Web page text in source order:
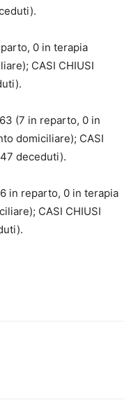
0 in terapia
CASI CHIUSI
(7 in reparto, 0 in
domiciliare); CASI
deceduti).
in reparto, 0 in terapia
CASI CHIUSI